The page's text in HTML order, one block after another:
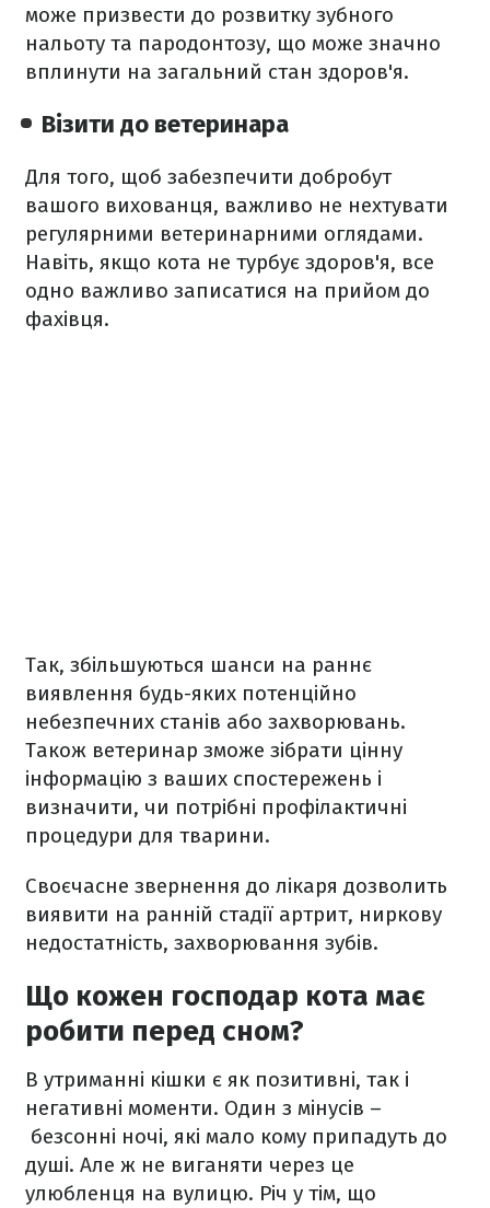
може призвести до розвитку зубного
нальоту та пародонтозу, що може значно
вплинути на загальний стан здоров'я.
Візити до ветеринара
Для того, щоб забезпечити добробут
вашого вихованця, важливо не нехтувати
регулярними ветеринарними оглядами.
Навіть, якщо кота не турбує здоров'я, все
одно важливо записатися на прийом до
фахівця.
Так, збільшуються шанси на раннє
виявлення будь-яких потенційно
небезпечних станів або захворювань.
Також ветеринар зможе зібрати цінну
інформацію з ваших спостережень і
визначити, чи потрібні профілактичні
процедури для тварини.
Своєчасне звернення до лікаря дозволить
виявити на ранній стадії артрит, ниркову
недостатність, захворювання зубів.
Що кожен господар кота має
робити перед сном?
В утриманні кішки є як позитивні, так і
негативні моменти. Один з мінусів –
безсонні ночі, які мало кому припадуть до
душі. Але ж не виганяти через це
улюбленця на вулицю. Річ у тім, що